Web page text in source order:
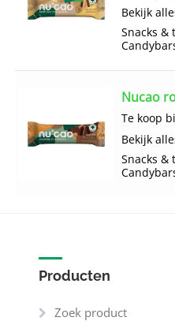
Bekijk
Snacks &
Nucao
Te koop
Bekijk
Snacks &
Producten
Zoek product